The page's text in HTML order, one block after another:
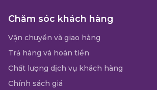
Chăm sóc khách hàng
Vận chuyển và giao hàng
Trả hàng và hoàn tiền
Chất lượng dịch vụ khách hàng
Chính sách giá